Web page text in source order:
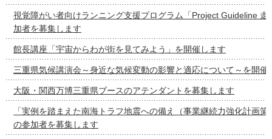
視覚障がい者向けランニング支援プログラム「Project Guideline 走
加者を募集します
館長講座「宇宙からわが街を見てみよう」を開催します
三重県気候講演会～身近な気候変動の影響と適応について～を開催
大阪・関西万博三重県ブースのアテンダントを募集します
「実例を踏まえた南海トラフ地震への備え（事業継続力強化計画
の参加者を募集します